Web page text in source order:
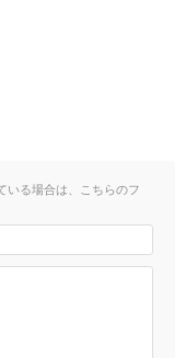
いる場合は、こちらのフ